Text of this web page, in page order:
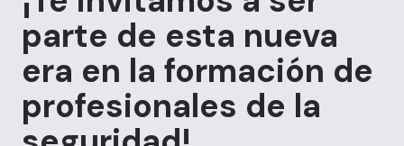
parte de esta nueva
era en la formación de
profesionales de la